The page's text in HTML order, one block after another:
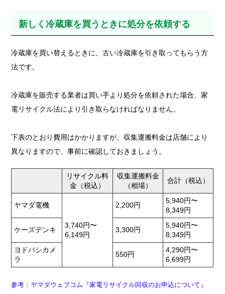
新しく冷蔵庫を買うときに処分を依頼する
冷蔵庫を買い替えるときに、古い冷蔵庫を引き取ってもらう方
法です。
冷蔵庫を販売する業者は買い手より処分を依頼された場合、家
電リサイクル法により引き取らなければなりません。
下表のとおり費用はかかりますが、収集運搬料金は店舗により
異なりますので、事前に確認しておきましょう。
リサイクル料
金（税込）
収集運搬料金
（相場）
合計（税込）
ヤマダ電機
3,740円〜
6,149円
2,200円
5,940円〜
8,349円
ケーズデンキ 3,300円
5,940円〜
8,349円
ヨドバシカメ
ラ
550円
4,290円〜
6,699円
参考：ヤマダウェブコム『家電リサイクル回収のお申込について』